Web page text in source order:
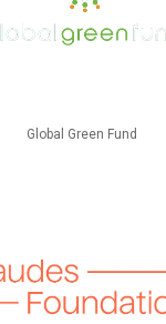
Global Green Fund